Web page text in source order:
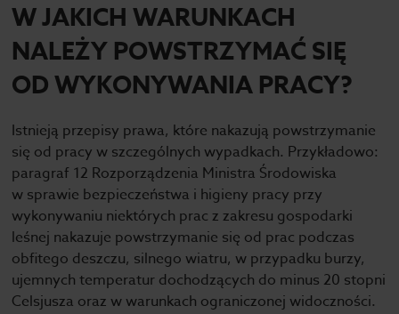
W JAKICH WARUNKACH
NALEŻY POWSTRZYMAĆ SIĘ
OD WYKONYWANIA PRACY?
Istnieją przepisy prawa, które nakazują powstrzymanie
się od pracy w szczególnych wypadkach. Przykładowo:
paragraf 12 Rozporządzenia Ministra Środowiska
w sprawie bezpieczeństwa i higieny pracy przy
wykonywaniu niektórych prac z zakresu gospodarki
leśnej nakazuje powstrzymanie się od prac podczas
obfitego deszczu, silnego wiatru, w przypadku burzy,
ujemnych temperatur dochodzących do minus 20 stopni
Celsjusza oraz w warunkach ograniczonej widoczności.